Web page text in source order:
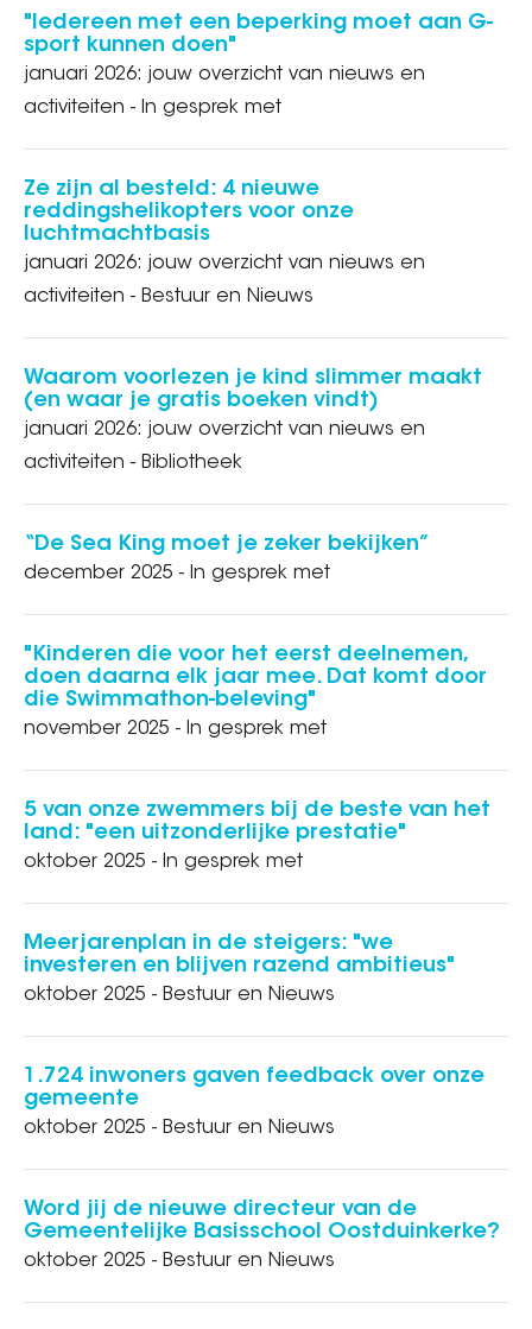
"Iedereen met een beperking moet aan G-
sport kunnen doen"
januari 2026: jouw overzicht van nieuws en
activiteiten - In gesprek met
Ze zijn al besteld: 4 nieuwe
reddingshelikopters voor onze
luchtmachtbasis
januari 2026: jouw overzicht van nieuws en
activiteiten - Bestuur en Nieuws
Waarom voorlezen je kind slimmer maakt
(en waar je gratis boeken vindt)
januari 2026: jouw overzicht van nieuws en
activiteiten - Bibliotheek
“De Sea King moet je zeker bekijken”
december 2025 - In gesprek met
"Kinderen die voor het eerst deelnemen,
doen daarna elk jaar mee. Dat komt door
die Swimmathon-beleving"
november 2025 - In gesprek met
5 van onze zwemmers bij de beste van het
land: "een uitzonderlijke prestatie"
oktober 2025 - In gesprek met
Meerjarenplan in de steigers: "we
investeren en blijven razend ambitieus"
oktober 2025 - Bestuur en Nieuws
1.724 inwoners gaven feedback over onze
gemeente
oktober 2025 - Bestuur en Nieuws
Word jij de nieuwe directeur van de
Gemeentelijke Basisschool Oostduinkerke?
oktober 2025 - Bestuur en Nieuws